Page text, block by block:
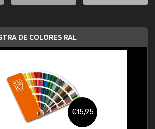
DE COLORES RAL
€15,95